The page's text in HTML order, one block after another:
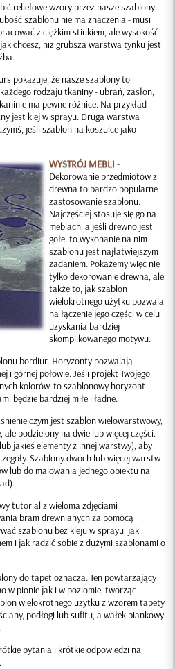
reliefowe wzory przez nasze szablony
szablonu nie ma znaczenia - musi
z ciężkim stiukiem, ale wysokość
chcesz, niż grubsza warstwa tynku jest
pokazuje, że nasze szablony to
rodzaju tkaniny - ubrań, zasłon,
ma pewne różnice. Na przykład -
jest klej w sprayu. Druga warstwa
jeśli szablon na koszulce jako
WYSTRÓJ MEBLI -
Dekorowanie przedmiotów z
drewna to bardzo popularne
zastosowanie szablonu.
Najczęściej stosuje się go na
meblach, a jeśli drewno jest
gołe, to wykonanie na nim
szablonu jest najłatwiejszym
zadaniem. Pokażemy więc nie
tylko dekorowanie drewna, ale
także to, jak szablon
wielokrotnego użytku pozwala
na łączenie jego części w celu
uzyskania bardziej
skomplikowanego motywu.
bordiur. Horyzonty pozwalają
i górnej połowie. Jeśli projekt Twojego
kolorów, to szablonowy horyzont
będzie bardziej miłe i ładne.
czym jest szablon wielowarstwowy,
podzielony na dwie lub więcej części.
jakieś elementy z innej warstwy), aby
Szablony dwóch lub więcej warstw
lub do malowania jednego obiektu na
tutorial z wieloma zdjęciami
bram drewnianych za pomocą
szablonu bez kleju w sprayu, jak
i jak radzić sobie z dużymi szablonami o
do tapet oznacza. Ten powtarzający
w pionie jak i w poziomie, tworząc
wielokrotnego użytku z wzorem tapety
podłogi lub sufitu, a wałek piankowy
pytania i krótkie odpowiedzi na